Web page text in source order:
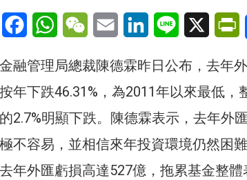
FacebookWhatsAppWeChatEmail LinkedInLine X
金融管理局總裁陳德霖昨日公布，去年
按年下跌46.31%，為2011年以來最低，
的2.7%明顯下跌。陳德霖表示，去年外
極不容易，並相信來年投資環境仍然困難
去年外匯虧損高達527億，拖累基金整